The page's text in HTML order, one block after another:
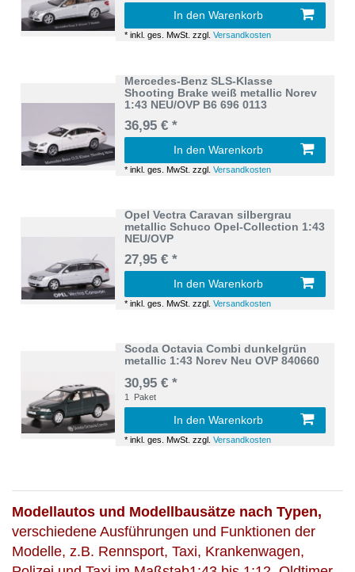
In den Warenkorb
*inkl. ges. MwSt. zzgl.Versandkosten
Mercedes-Benz SLS-Klasse
Shooting Brake weiß metallic Norev
1:43 NEU/OVP B6 696 0113
36,95 € *
In den Warenkorb
*inkl. ges. MwSt. zzgl.Versandkosten
Opel Vectra Caravan silbergrau
metallic Schuco Opel-Collection 1:43
NEU/OVP
27,95 € *
In den Warenkorb
*inkl. ges. MwSt. zzgl.Versandkosten
Scoda Octavia Combi dunkelgrün
metallic 1:43 Norev Neu OVP 840660
30,95 € *
1 Paket
In den Warenkorb
*inkl. ges. MwSt. zzgl.Versandkosten
Modellautos und Modellbausätze nach Typen,
verschiedene Ausführungen und Funktionen der
Modelle, z.B. Rennsport, Taxi, Krankenwagen,